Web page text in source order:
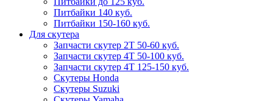
Питбайки 140 куб.
Питбайки 150-160 куб.
Для скутера
Запчасти скутер 2Т 50-60 куб.
Запчасти скутер 4Т 50-100 куб.
Запчасти скутер 4Т 125-150 куб.
Скутеры Honda
Скутеры Suzuki